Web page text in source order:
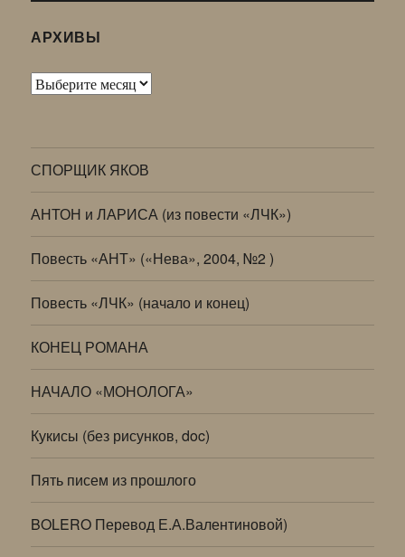
АРХИВЫ
Архивы
СПОРЩИК ЯКОВ
АНТОН и ЛАРИСА (из повести «ЛЧК»)
Повесть «АНТ» («Нева», 2004, №2 )
Повесть «ЛЧК» (начало и конец)
КОНЕЦ РОМАНА
НАЧАЛО «МОНОЛОГА»
Кукисы (без рисунков, doc)
Пять писем из прошлого
BOLERO Перевод Е.А.Валентиновой)